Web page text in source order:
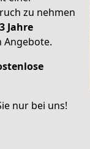
zu nehmen
Jahre
Angebote.
nur bei uns!